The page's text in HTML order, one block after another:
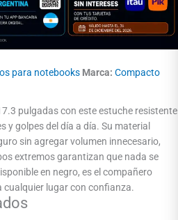
para notebooks Marca: Compacto
pulgadas con este estuche resistente
y golpes del día a día. Su material
sin agregar volumen innecesario,
extremos garantizan que nada se
en negro, es el compañero
lugar con confianza.